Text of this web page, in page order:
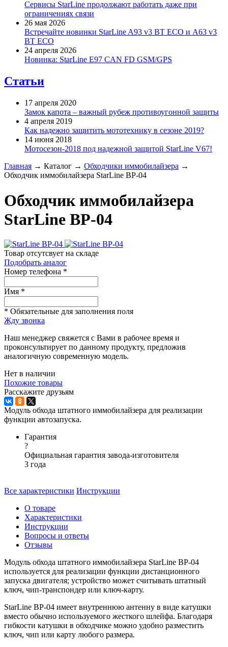
Сервисы StarLine продолжают работать даже при
ограничениях связи
26 мая 2026
Встречайте новинки StarLine A93 v3 BT ECO и A63 v3
BT ECO
24 апреля 2026
Новинка: StarLine E97 CAN FD GSM/GPS
Статьи
17 апреля 2020
Замок капота – важный рубеж противоугонной защиты
4 апреля 2019
Как надежно защитить мототехнику в сезоне 2019?
14 июня 2018
Мотосезон-2018 под надежной защитой StarLine V67!
Главная → Каталог → Обходчики иммобилайзера →
Обходчик иммобилайзера StarLine BP-04
Обходчик иммобилайзера
StarLine BP-04
Товар отсутсвует на складе
Подобрать аналог
Номер телефона *
Имя *
* Обязательные для заполнения поля
Жду звонка
Наш менеджер свяжется с Вами в рабочее время и
проконсультирует по данному продукту, предложив
аналогичную современную модель.
Нет в наличии
Похожие товары
Расскажите друзьям
Модуль обхода штатного иммобилайзера для реализации
функции автозапуска.
Гарантия
?
Официальная гарантия завода-изготовителя
3 года
Все характеристики Инструкции
О товаре
Характеристики
Инструкции
Вопросы и ответы
Отзывы
Модуль обхода штатного иммобилайзера StarLine BP-04
используется для реализации функции дистанционного
запуска двигателя; устройство может считывать штатный
ключ, чип-транспондер или ключ-карту.
StarLine BP-04 имеет внутреннюю антенну в виде катушки
вместо обычно используемого жесткого шлейфа. Благодаря
гибкости катушки в обходчике можно удобно разместить
ключ, чип или карту любого размера.